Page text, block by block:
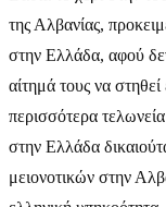
της Αλβανίας,
στην Ελλάδα, αφού
αίτημά τους να
περισσότερα
στην Ελλάδα
μειονοτικών στην